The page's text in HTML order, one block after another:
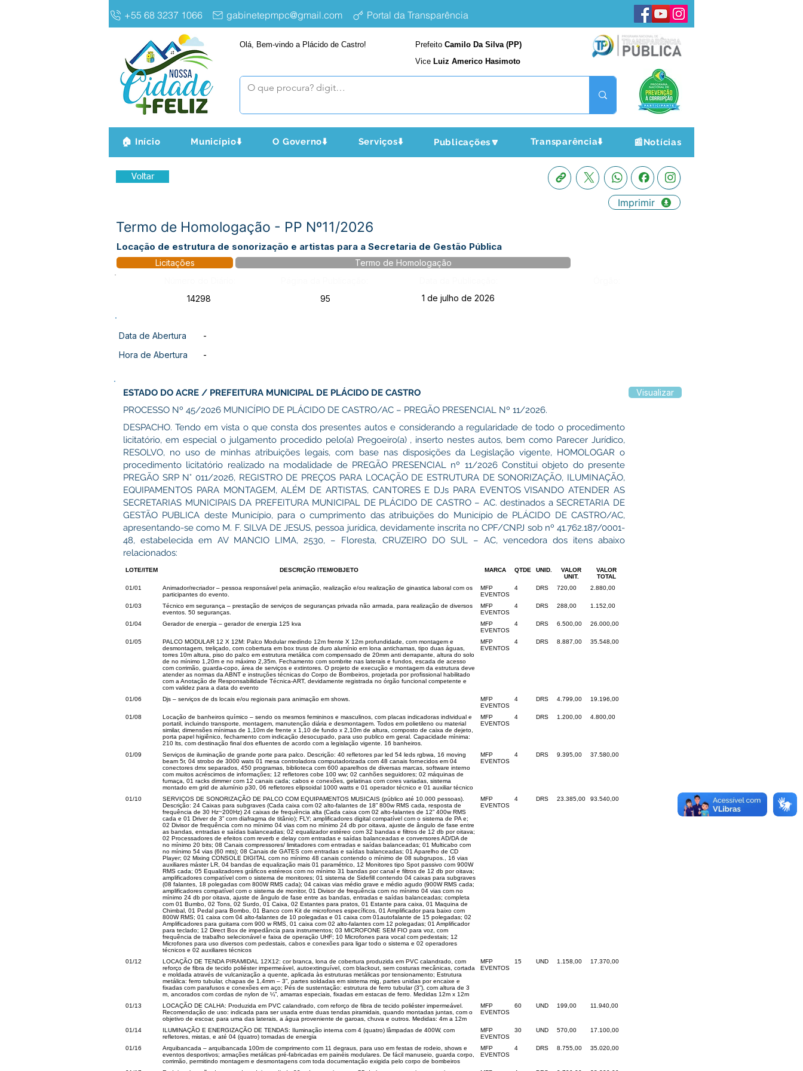
+55 68 3237 1066 gabinetepmpc@gmail.com Portal da Transparência
Olá, Bem-vindo a Plácido de Castro! Prefeito Camilo Da Silva (PP)
Vice Luiz Americo Hasimoto
🏠 Início Município⬇️ O Governo⬇️ Serviços⬇️ Publicações🔽 Transparência⬇️ 📰Notícias
Voltar
Imprimir
Termo de Homologação - PP Nº11/2026
Locação de estrutura de sonorização e artistas para a Secretaria de Gestão Pública
Licitações
Termo de Homologação
14298
95 1 de julho de 2026
Data de Abertura
-
Hora de Abertura
-
ESTADO DO ACRE / PREFEITURA MUNICIPAL DE PLÁCIDO DE CASTRO
PROCESSO Nº 45/2026 MUNICÍPIO DE PLÁCIDO DE CASTRO/AC – PREGÃO PRESENCIAL Nº 11/2026.
DESPACHO. Tendo em vista o que consta dos presentes autos e considerando a regularidade de todo o procedimento
licitatório, em especial o julgamento procedido pelo(a) Pregoeiro(a) , inserto nestes autos, bem como Parecer Jurídico,
RESOLVO, no uso de minhas atribuições legais, com base nas disposições da Legislação vigente, HOMOLOGAR o
procedimento licitatório realizado na modalidade de PREGÃO PRESENCIAL nº 11/2026 Constitui objeto do presente
PREGÃO SRP N° 011/2026, REGISTRO DE PREÇOS PARA LOCAÇÃO DE ESTRUTURA DE SONORIZAÇÃO, ILUMINAÇÃO,
EQUIPAMENTOS PARA MONTAGEM, ALÉM DE ARTISTAS, CANTORES E DJs PARA EVENTOS VISANDO ATENDER AS
SECRETARIAS MUNICIPAIS DA PREFEITURA MUNICIPAL DE PLÁCIDO DE CASTRO – AC. destinados a SECRETARIA DE
GESTÃO PUBLICA deste Município, para o cumprimento das atribuições do Município de PLÁCIDO DE CASTRO/AC,
apresentando-se como M. F. SILVA DE JESUS, pessoa jurídica, devidamente inscrita no CPF/CNPJ sob nº 41.762.187/0001-
48, estabelecida em AV MANCIO LIMA, 2530, – Floresta, CRUZEIRO DO SUL – AC, vencedora dos itens abaixo
relacionados:
LOTE/ITEM DESCRIÇÃO ITEM/OBJETO MARCA QTDE UNID.
VALOR
UNIT.
VALOR
TOTAL
01/01
Animador/recriador – pessoa responsável pela animação, realização e/ou realização de ginastica laboral com os
participantes do evento.
MFP
EVENTOS
4 DRS 720,00 2.880,00
01/03
Técnico em segurança – prestação de serviços de seguranças privada não armada, para realização de diversos
eventos. 50 seguranças.
MFP
EVENTOS
4 DRS 288,00 1.152,00
01/04 Gerador de energia – gerador de energia 125 kva
MFP
EVENTOS
4 DRS 6.500,00 26.000,00
01/05
PALCO MODULAR 12 X 12M: Palco Modular medindo 12m frente X 12m profundidade, com montagem e
desmontagem, treliçado, com cobertura em box truss de duro alumínio em lona antichamas, tipo duas águas,
torres 10m altura, piso do palco em estrutura metálica com compensado de 20mm anti derrapante, altura do solo
de no mínimo 1,20m e no máximo 2,35m. Fechamento com sombrite nas laterais e fundos, escada de acesso
com corrimão, guarda-copo, área de serviços e extintores. O projeto de execução e montagem da estrutura deve
atender as normas da ABNT e instruções técnicas do Corpo de Bombeiros, projetada por profissional habilitado
com a Anotação de Responsabilidade Técnica-ART, devidamente registrada no órgão funcional competente e
com validez para a data do evento
MFP
EVENTOS
4 DRS 8.887,00 35.548,00
01/06 Djs – serviços de ds locais e/ou regionais para animação em shows.
MFP
EVENTOS
4 DRS 4.799,00 19.196,00
01/08
Locação de banheiros químico – sendo os mesmos femininos e masculinos, com placas indicadoras individual e
portatil, incluindo transporte, montagem, manutenção diária e desmontagem. Todos em polietileno ou material
similar, dimensões mínimas de 1,10m de frente x 1,10 de fundo x 2,10m de altura, composto de caixa de dejeto,
porta papel higiênico, fechamento com indicação desocupado, para uso publico em geral. Capacidade mínima:
210 lts, com destinação final dos efluentes de acordo com a legislação vigente. 16 banheiros.
MFP
EVENTOS
4 DRS 1.200,00 4.800,00
01/09
Serviços de iluminação de grande porte para palco. Descrição: 40 refletores par led 54 leds rgbwa, 16 moving
beam 5r, 04 strobo de 3000 wats 01 mesa controladora computadorizada com 48 canais fornecidos em 04
conectores dmx separados, 450 programas, biblioteca com 600 aparelhos de diversas marcas, software interno
com muitos acréscimos de informações; 12 refletores cobe 100 ww; 02 canhões seguidores; 02 máquinas de
fumaça, 01 racks dimmer com 12 canais cada; cabos e conexões, gelatinas com cores variadas, sistema
montado em grid de alumínio p30, 06 refletores elipsoidal 1000 watts e 01 operador técnico e 01 auxiliar técnico
MFP
EVENTOS
4 DRS 9.395,00 37.580,00
01/10
SERVIÇOS DE SONORIZAÇÃO DE PALCO COM EQUIPAMENTOS MUSICAIS (público até 10.000 pessoas).
Descrição: 24 Caixas para subgraves (Cada caixa com 02 alto-falantes de 18” 800w RMS cada, resposta de
frequência de 30 Hz~200Hz) 24 caixas de frequência alta (Cada caixa com 02 alto-falantes de 12” 400w RMS
cada e 01 Driver de 3” com diafragma de titânio); FLY; amplificadores digital compatível com o sistema de PA e;
02 Divisor de frequência com no mínimo 04 vias com no mínimo 24 db por oitava, ajuste de ângulo de fase entre
as bandas, entradas e saídas balanceadas; 02 equalizador estéreo com 32 bandas e filtros de 12 db por oitava;
02 Processadores de efeitos com reverb e delay com entradas e saídas balanceadas e conversores AD/DA de
no mínimo 20 bits; 08 Canais compressores/ limitadores com entradas e saídas balanceadas; 01 Multicabo com
no mínimo 54 vias (60 mts); 08 Canais de GATES com entradas e saídas balanceadas; 01 Aparelho de CD
Player; 02 Mixing CONSOLE DIGITAL com no mínimo 48 canais contendo o mínimo de 08 subgrupos., 16 vias
auxiliares máster LR, 04 bandas de equalização mais 01 paramétrico, 12 Monitores tipo Spot passivo com 900W
RMS cada; 05 Equalizadores gráficos estéreos com no mínimo 31 bandas por canal e filtros de 12 db por oitava;
amplificadores compatível com o sistema de monitores; 01 sistema de Sidefill contendo 04 caixas para subgraves
(08 falantes, 18 polegadas com 800W RMS cada); 04 caixas vias médio grave e médio agudo (900W RMS cada;
amplificadores compatível com o sistema de monitor, 01 Divisor de frequência com no mínimo 04 vias com no
mínimo 24 db por oitava, ajuste de ângulo de fase entre as bandas, entradas e saídas balanceadas; completa
com 01 Bumbo, 02 Tons, 02 Surdo, 01 Caixa, 02 Estantes para pratos, 01 Estante para caixa, 01 Maquina de
Chimbal, 01 Pedal para Bombo, 01 Banco com Kit de microfones específicos, 01 Amplificador para baixo com
800W RMS; 01 caixa com 04 alto-falantes de 10 polegadas e 01 caixa com 01autofalante de 15 polegadas; 02
Amplificadores para guitarra com 900 w RMS, 01 caixa com 02 alto-falantes com 12 polegadas; 01 Amplificador
para teclado; 12 Direct Box de impedância para instrumentos; 03 MICROFONE SEM FIO para voz, com
frequência de trabalho selecionável e faixa de operação UHF; 10 Microfones para vocal com pedestais; 12
Microfones para uso diversos com pedestais, cabos e conexões para ligar todo o sistema e 02 operadores
técnicos e 02 auxiliares técnicos
MFP
EVENTOS
4 DRS 23.385,00 93.540,00
01/12
LOCAÇÃO DE TENDA PIRAMIDAL 12X12: cor branca, lona de cobertura produzida em PVC calandrado, com
reforço de fibra de tecido poliéster impermeável, autoextinguível, com blackout, sem costuras mecânicas, cortada
e moldada através de vulcanização a quente, aplicada às estruturas metálicas por tensionamento; Estrutura
metálica: ferro tubular, chapas de 1,4mm – 3”, partes soldadas em sistema mig, partes unidas por encaixe e
fixadas com parafusos e conexões em aço; Pés de sustentação: estrutura de ferro tubular (3”), com altura de 3
m, ancorados com cordas de nylon de ¼”, amarras especiais, fixadas em estacas de ferro. Medidas 12m x 12m
MFP
EVENTOS
15 UND 1.158,00 17.370,00
01/13
LOCAÇÃO DE CALHA: Produzida em PVC calandrado, com reforço de fibra de tecido poliéster impermeável.
Recomendação de uso: indicada para ser usada entre duas tendas piramidais, quando montadas juntas, com o
objetivo de escoar, para uma das laterais, a água proveniente de garoas, chuva e outros. Medidas: 4m a 12m
MFP
EVENTOS
60 UND 199,00 11.940,00
01/14
ILUMINAÇÃO E ENERGIZAÇÃO DE TENDAS: Iluminação interna com 4 (quatro) lâmpadas de 400W, com
refletores, mistas, e até 04 (quatro) tomadas de energia
MFP
EVENTOS
30 UND 570,00 17.100,00
01/16
Arquibancada – arquibancada 100m de comprimento com 11 degraus, para uso em festas de rodeio, shows e
eventos desportivos; armações metálicas pré-fabricadas em painéis modulares. De fácil manuseio, guarda corpo,
corrimão, permitindo montagem e desmontagens com toda documentação exigida pelo corpo de bombeiros
MFP
EVENTOS
4 DRS 8.755,00 35.020,00
Visualizar